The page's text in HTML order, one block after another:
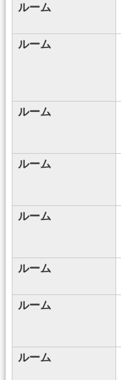
ルーム
ルーム
ルーム
ルーム
ルーム
ルーム
ルーム
ルーム